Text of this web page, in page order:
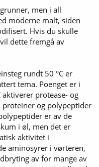
men i all
moderne malt, siden
Hvis du skulle
dette fremgå av
rundt 50 °C er
tema. Poenget er i
protease- og
proteiner og polypeptider
er av de
i øl, men det er
aktivitet i
aminosyrer i vørteren,
av for mange av